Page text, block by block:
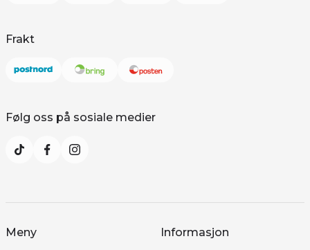
Frakt
Følg oss på sosiale medier
Meny Informasjon